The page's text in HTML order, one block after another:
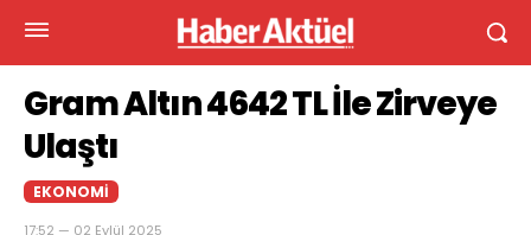
Gram Altın 4642 TL İle Zirveye
Ulaştı
EKONOMI
17:52 — 02 Eylül 2025